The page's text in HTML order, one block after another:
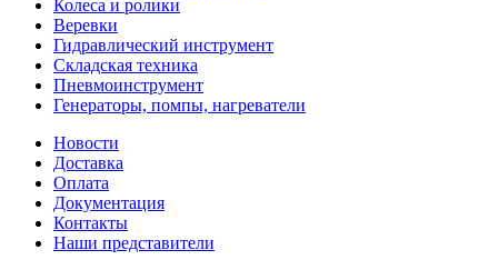
Колеса и ролики
Веревки
Гидравлический инструмент
Складская техника
Пневмоинструмент
Генераторы, помпы, нагреватели
Новости
Доставка
Оплата
Документация
Контакты
Наши представители